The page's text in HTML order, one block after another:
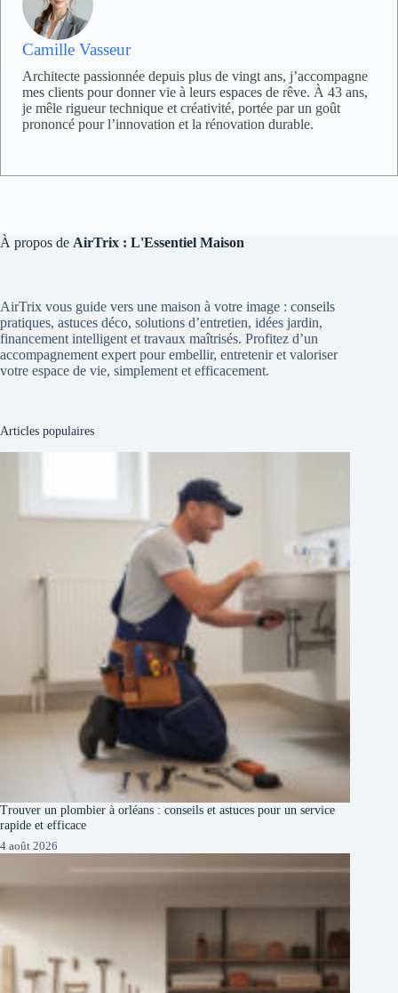
Camille Vasseur
Architecte passionnée depuis plus de vingt ans, j’accompagne
mes clients pour donner vie à leurs espaces de rêve. À 43 ans,
je mêle rigueur technique et créativité, portée par un goût
prononcé pour l’innovation et la rénovation durable.
À propos de AirTrix : L'Essentiel Maison
AirTrix vous guide vers une maison à votre image : conseils
pratiques, astuces déco, solutions d’entretien, idées jardin,
financement intelligent et travaux maîtrisés. Profitez d’un
accompagnement expert pour embellir, entretenir et valoriser
votre espace de vie, simplement et efficacement.
Articles populaires
Trouver un plombier à orléans : conseils et astuces pour un service
rapide et efficace
4 août 2026